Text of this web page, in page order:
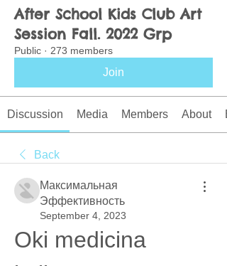
After School Kids Club Art
Session Fall. 2022 Grp
Public · 273 members
Join
Discussion Media Members About
Back
Максимальная
Эффективность
September 4, 2023
Oki medicina